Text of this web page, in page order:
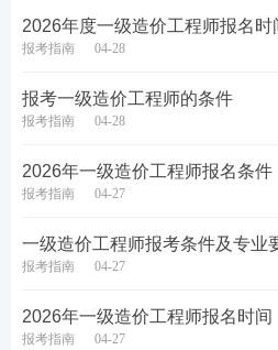
醒
报名时，考生需要从以下 4
土木建筑工程（最常见，房建
2026年度一级造价工程师报名时
报考指南 04-28
报考一级造价工程师的条件
报考指南 04-28
2026年一级造价工程师报名条件
报考指南 04-27
一级造价工程师报考条件及专业
报考指南 04-27
2026年一级造价工程师报名时间
报考指南 04-27